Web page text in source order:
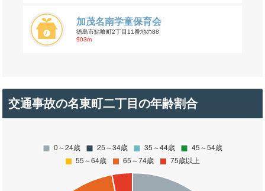
加茂名南学童保育会
徳島市鮎喰町2丁目11番地の88
903m
交通事故の名東町二丁目の年齢割合